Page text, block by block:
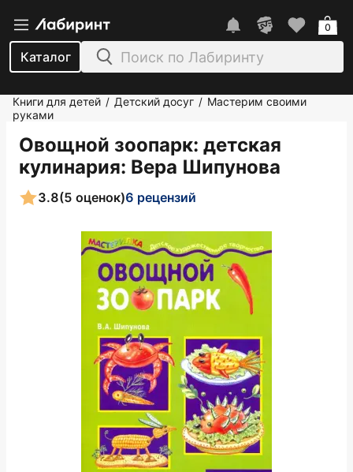
Каталог
0
Книги для детей / Детский досуг / Мастерим своими
руками
Овощной зоопарк: детская
кулинария: Вера Шипунова
3.8(5 оценок)6 рецензий